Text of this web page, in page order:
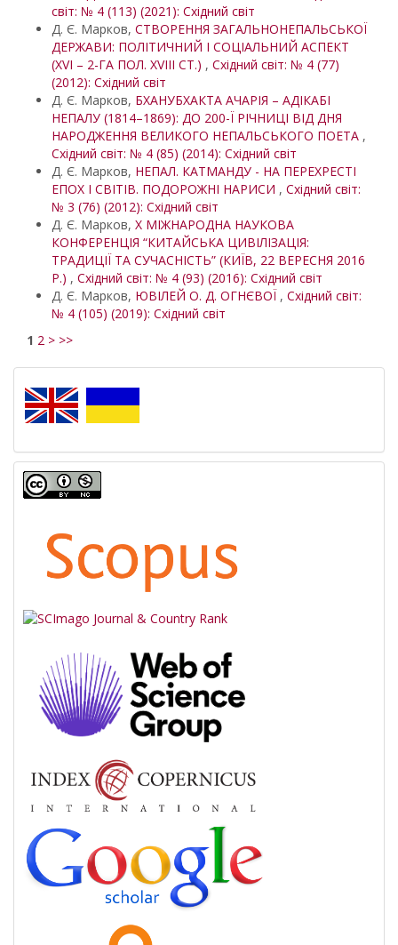
світ: № 4 (113) (2021): Східний світ
Д. Є. Марков, СТВОРЕННЯ ЗАГАЛЬНОНЕПАЛЬСЬКОЇ
ДЕРЖАВИ: ПОЛІТИЧНИЙ І СОЦІАЛЬНИЙ АСПЕКТ
(XVI – 2-ГА ПОЛ. XVIII СТ.) , Східний світ: № 4 (77)
(2012): Східний світ
Д. Є. Марков, БХАНУБХАКТА АЧАРІЯ – АДІКАБІ
НЕПАЛУ (1814–1869): ДО 200-Ї РІЧНИЦІ ВІД ДНЯ
НАРОДЖЕННЯ ВЕЛИКОГО НЕПАЛЬСЬКОГО ПОЕТА ,
Східний світ: № 4 (85) (2014): Східний світ
Д. Є. Марков, НЕПАЛ. КАТМАНДУ - НА ПЕРЕХРЕСТІ
ЕПОХ І СВІТІВ. ПОДОРОЖНІ НАРИСИ , Східний світ:
№ 3 (76) (2012): Східний світ
Д. Є. Марков, X МІЖНАРОДНА НАУКОВА
КОНФЕРЕНЦІЯ “КИТАЙСЬКА ЦИВІЛІЗАЦІЯ:
ТРАДИЦІЇ ТА СУЧАСНІСТЬ” (КИЇВ, 22 ВЕРЕСНЯ 2016
Р.) , Східний світ: № 4 (93) (2016): Східний світ
Д. Є. Марков, ЮВІЛЕЙ О. Д. ОГНЄВОЇ , Східний світ:
№ 4 (105) (2019): Східний світ
1 2 > >>